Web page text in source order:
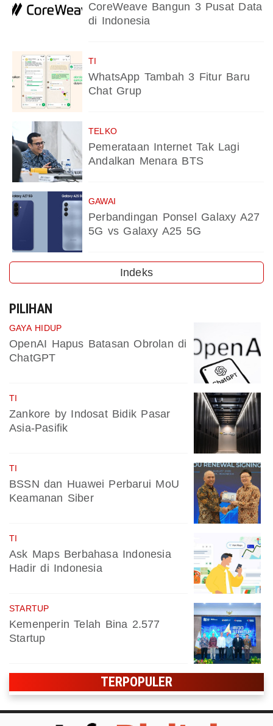
CoreWeave Bangun 3 Pusat Data
di Indonesia
TI
WhatsApp Tambah 3 Fitur Baru
Chat Grup
TELKO
Pemerataan Internet Tak Lagi
Andalkan Menara BTS
GAWAI
Perbandingan Ponsel Galaxy A27
5G vs Galaxy A25 5G
Indeks
PILIHAN
GAYA HIDUP
OpenAI Hapus Batasan Obrolan di
ChatGPT
TI
Zankore by Indosat Bidik Pasar
Asia-Pasifik
TI
BSSN dan Huawei Perbarui MoU
Keamanan Siber
TI
Ask Maps Berbahasa Indonesia
Hadir di Indonesia
STARTUP
Kemenperin Telah Bina 2.577
Startup
TERPOPULER